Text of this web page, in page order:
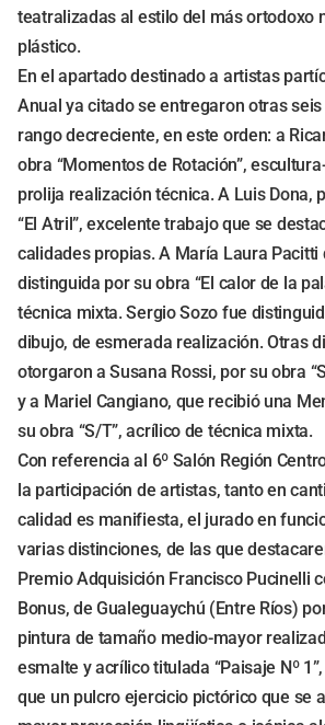
teatralizadas al estilo del más ortodoxo
plástico.
En el apartado destinado a artistas
Anual ya citado se entregaron otras
rango decreciente, en este orden: a
obra “Momentos de Rotación”,
prolija realización técnica. A Luis Dona,
“El Atril”, excelente trabajo que se
calidades propias. A María Laura Pacitti
distinguida por su obra “El calor de la
técnica mixta. Sergio Sozo fue
dibujo, de esmerada realización. Otras
otorgaron a Susana Rossi, por su obra
y a Mariel Cangiano, que recibió una
su obra “S/T”, acrílico de técnica mixta.
Con referencia al 6º Salón Región
la participación de artistas, tanto en
calidad es manifiesta, el jurado en
varias distinciones, de las que
Premio Adquisición Francisco Pucinelli
Bonus, de Gualeguaychú (Entre Ríos)
pintura de tamaño medio-mayor
esmalte y acrílico titulada “Paisaje Nº
que un pulcro ejercicio pictórico que se